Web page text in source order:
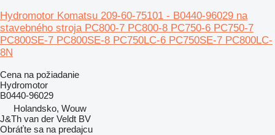
Hydromotor Komatsu 209-60-75101 - B0440-96029 na
stavebného stroja PC800-7 PC800-8 PC750-6 PC750-7
PC800SE-7 PC800SE-8 PC750LC-6 PC750SE-7 PC800LC-
8N
Cena na požiadanie
Hydromotor
B0440-96029
Holandsko, Wouw
J&Th van der Veldt BV
Obráťte sa na predajcu